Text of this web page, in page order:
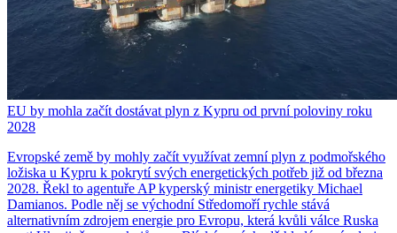
EU by mohla začít dostávat plyn z Kypru od první poloviny roku
2028
Evropské země by mohly začít využívat zemní plyn z podmořského
ložiska u Kypru k pokrytí svých energetických potřeb již od března
2028. Řekl to agentuře AP kyperský ministr energetiky Michael
Damianos. Podle něj se východní Středomoří rychle stává
alternativním zdrojem energie pro Evropu, která kvůli válce Ruska